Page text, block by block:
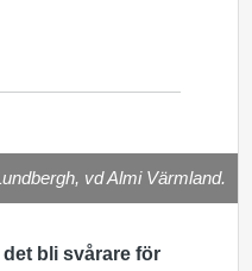
vd Almi Värmland.
bli svårare för